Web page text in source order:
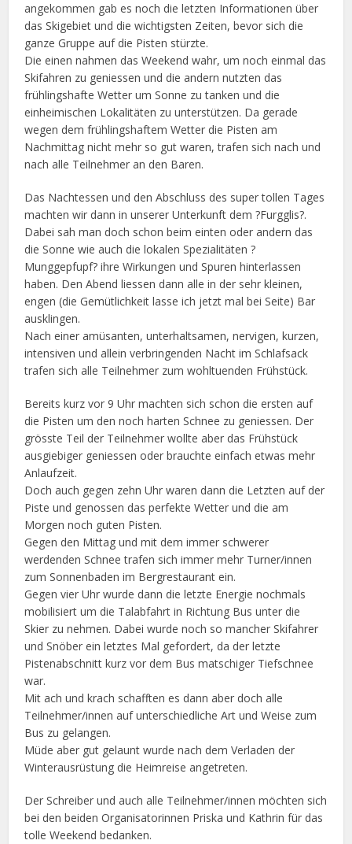
angekommen gab es noch die letzten Informationen über
das Skigebiet und die wichtigsten Zeiten, bevor sich die
ganze Gruppe auf die Pisten stürzte.
Die einen nahmen das Weekend wahr, um noch einmal das
Skifahren zu geniessen und die andern nutzten das
frühlingshafte Wetter um Sonne zu tanken und die
einheimischen Lokalitäten zu unterstützen. Da gerade
wegen dem frühlingshaftem Wetter die Pisten am
Nachmittag nicht mehr so gut waren, trafen sich nach und
nach alle Teilnehmer an den Baren.
Das Nachtessen und den Abschluss des super tollen Tages
machten wir dann in unserer Unterkunft dem ?Furgglis?.
Dabei sah man doch schon beim einten oder andern das
die Sonne wie auch die lokalen Spezialitäten ?
Munggepfupf? ihre Wirkungen und Spuren hinterlassen
haben. Den Abend liessen dann alle in der sehr kleinen,
engen (die Gemütlichkeit lasse ich jetzt mal bei Seite) Bar
ausklingen.
Nach einer amüsanten, unterhaltsamen, nervigen, kurzen,
intensiven und allein verbringenden Nacht im Schlafsack
trafen sich alle Teilnehmer zum wohltuenden Frühstück.
Bereits kurz vor 9 Uhr machten sich schon die ersten auf
die Pisten um den noch harten Schnee zu geniessen. Der
grösste Teil der Teilnehmer wollte aber das Frühstück
ausgiebiger geniessen oder brauchte einfach etwas mehr
Anlaufzeit.
Doch auch gegen zehn Uhr waren dann die Letzten auf der
Piste und genossen das perfekte Wetter und die am
Morgen noch guten Pisten.
Gegen den Mittag und mit dem immer schwerer
werdenden Schnee trafen sich immer mehr Turner/innen
zum Sonnenbaden im Bergrestaurant ein.
Gegen vier Uhr wurde dann die letzte Energie nochmals
mobilisiert um die Talabfahrt in Richtung Bus unter die
Skier zu nehmen. Dabei wurde noch so mancher Skifahrer
und Snöber ein letztes Mal gefordert, da der letzte
Pistenabschnitt kurz vor dem Bus matschiger Tiefschnee
war.
Mit ach und krach schafften es dann aber doch alle
Teilnehmer/innen auf unterschiedliche Art und Weise zum
Bus zu gelangen.
Müde aber gut gelaunt wurde nach dem Verladen der
Winterausrüstung die Heimreise angetreten.
Der Schreiber und auch alle Teilnehmer/innen möchten sich
bei den beiden Organisatorinnen Priska und Kathrin für das
tolle Weekend bedanken.